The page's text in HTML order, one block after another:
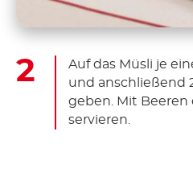
Auf das Müsli je
und anschließend
geben. Mit Beeren
servieren.